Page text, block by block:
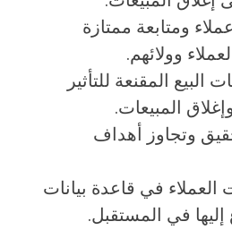
ومتابعة ممتازة
وولائهم.
البيع المقنعة للتأثير
المبيعات.
وتجاوز أهداف
العملاء في قاعدة بيانات